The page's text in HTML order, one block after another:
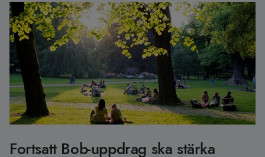
Fortsatt Bob-uppdrag ska stärka